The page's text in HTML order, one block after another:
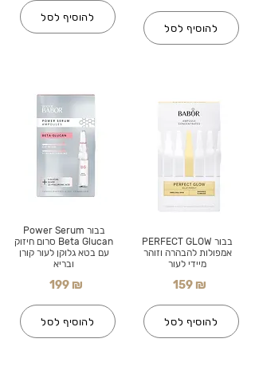
להוסיף לסל
בבור Power Serum
Beta Glucan סרום חיזוק
עם בטא גלוקן לעור קורן
ובריא
199 ₪
להוסיף לסל
להוסיף לסל
בבור PERFECT GLOW
אמפולות להבהרה וזוהר
מיידי לעור
159 ₪
להוסיף לסל